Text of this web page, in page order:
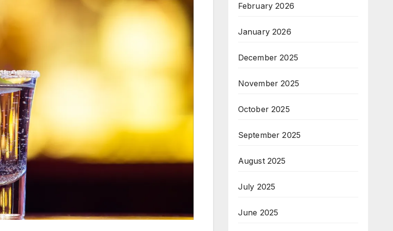
February 2026
January 2026
December 2025
November 2025
October 2025
September 2025
August 2025
July 2025
June 2025